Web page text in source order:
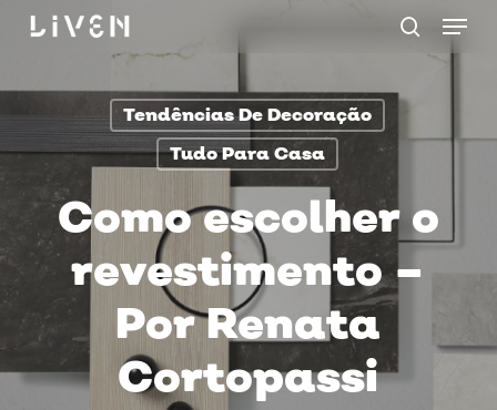
Skip
main
procurar
Menu
Tendências De Decoração
Tudo Para Casa
Como escolher o
revestimento –
Por Renata
Cortopassi